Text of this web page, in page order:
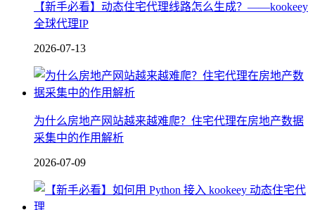
【新手必看】动态住宅代理线路怎么生成？——kookeey
全球代理IP
2026-07-13
为什么房地产网站越来越难爬？住宅代理在房地产数据
采集中的作用解析
2026-07-09